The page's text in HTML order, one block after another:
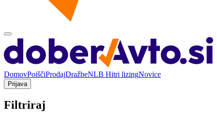
DomovPoiščiProdajDražbeNLB Hitri lizingNovice
Prijava
Filtriraj